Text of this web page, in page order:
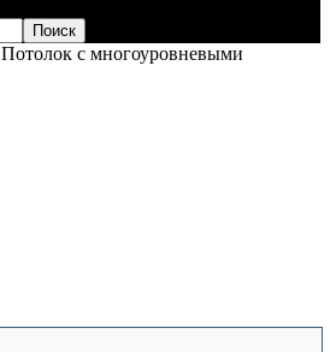
Потолок с многоуровневыми